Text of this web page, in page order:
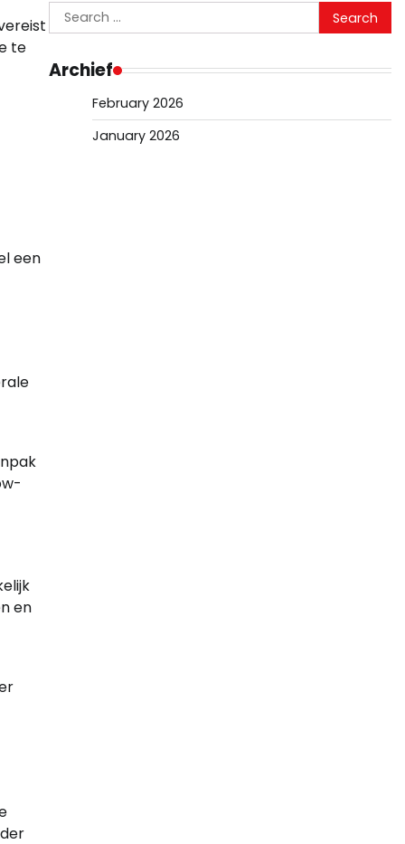
te
een
en
Search
for:
Archief
February 2026
January 2026